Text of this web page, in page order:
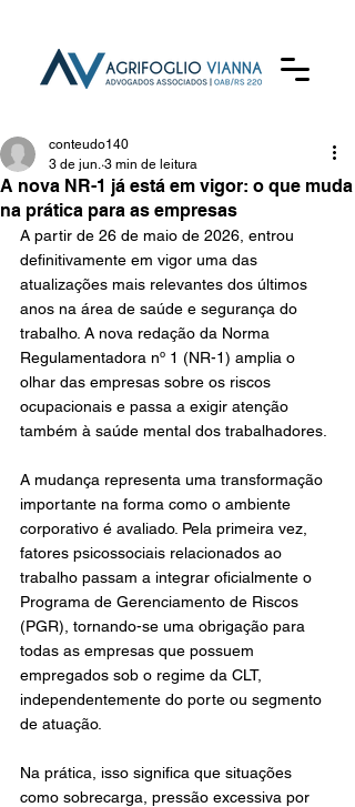
A nova NR-1 já está em vigor: o que muda
na prática para as empresas
conteudo140
3 de jun. 3 min de leitura
A partir de 26 de maio de 2026, entrou
definitivamente em vigor uma das
atualizações mais relevantes dos últimos
anos na área de saúde e segurança do
trabalho. A nova redação da Norma
Regulamentadora nº 1 (NR-1) amplia o
olhar das empresas sobre os riscos
ocupacionais e passa a exigir atenção
também à saúde mental dos trabalhadores.
A mudança representa uma transformação
importante na forma como o ambiente
corporativo é avaliado. Pela primeira vez,
fatores psicossociais relacionados ao
trabalho passam a integrar oficialmente o
Programa de Gerenciamento de Riscos
(PGR), tornando-se uma obrigação para
todas as empresas que possuem
empregados sob o regime da CLT,
independentemente do porte ou segmento
de atuação.
Na prática, isso significa que situações
como sobrecarga, pressão excessiva por